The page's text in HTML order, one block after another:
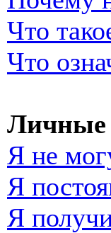
Что
Что
Личные
Я не
Я
Я